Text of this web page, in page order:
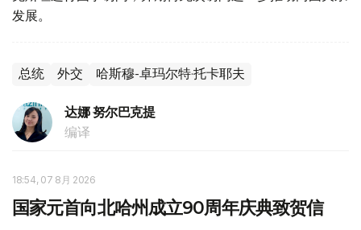
发展。
总统 外交 哈斯穆-卓玛尔特·托卡耶夫
达娜 努尔巴克提
编译
18:54, 07 8月 2026
国家元首向北哈州成立90周年庆典致贺信